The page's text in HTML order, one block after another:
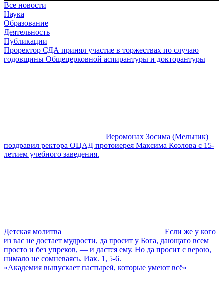
Все новости
Наука
Образование
Деятельность
Публикации
Проректор СДА принял участие в торжествах по случаю
годовщины Общецерковной аспирантуры и докторантуры
Иеромонах Зосима (Мельник)
поздравил ректора ОЦАД протоиерея Максима Козлова с 15-
летием учебного заведения.
Детская молитва
Если же у кого
из вас не достает мудрости, да просит у Бога, дающаго всем
просто и без упреков, — и дастся ему. Но да просит с верою,
нимало не сомневаясь. Иак. 1, 5-6.
«Академия выпускает пастырей, которые умеют всё»